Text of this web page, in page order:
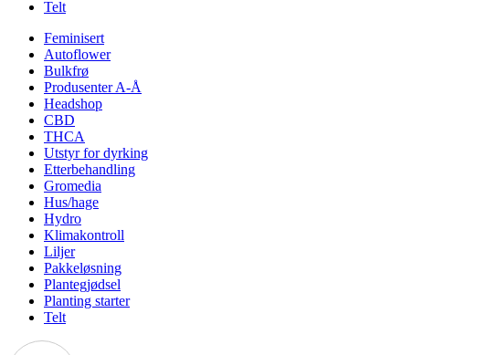
Telt
Feminisert
Autoflower
Bulkfrø
Produsenter A-Å
Headshop
CBD
THCA
Utstyr for dyrking
Etterbehandling
Gromedia
Hus/hage
Hydro
Klimakontroll
Liljer
Pakkeløsning
Plantegjødsel
Planting starter
Telt